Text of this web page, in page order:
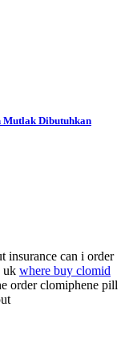
Mutlak Dibutuhkan
insurance can i order
uk where buy clomid
order clomiphene pill